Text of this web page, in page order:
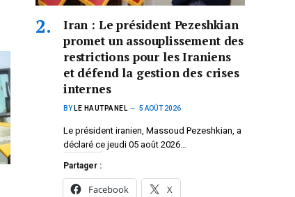
Iran : Le président Pezeshkian
promet un assouplissement des
restrictions pour les Iraniens
et défend la gestion des crises
internes
BY LE HAUTPANEL 5 AOÛT 2026
Le président iranien, Massoud Pezeshkian, a
déclaré ce jeudi 05 août 2026…
Partager :
Facebook X